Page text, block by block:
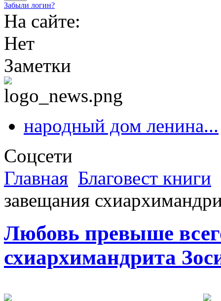
Забыли логин?
На сайте:
Нет
Заметки
народный дом ленина...
Соцсети
Главная Благовест книги
завещания
Любовь превыше
схиархимандрита